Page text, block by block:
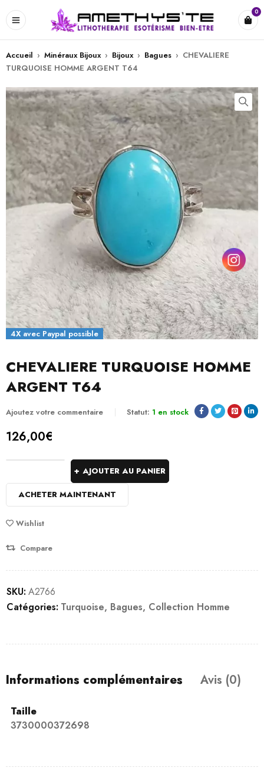
0
Accueil › Minéraux Bijoux › Bijoux › Bagues › CHEVALIERE
TURQUOISE HOMME ARGENT T64
4X avec Paypal possible
CHEVALIERE TURQUOISE HOMME
ARGENT T64
Ajoutez votre commentaire Statut: 1 en stock
126,00€
AJOUTER AU PANIER
ACHETER MAINTENANT
Wishlist
Compare
SKU: A2766
Catégories: Turquoise, Bagues, Collection Homme
Informations complémentaires Avis (0)
Taille
3730000372698